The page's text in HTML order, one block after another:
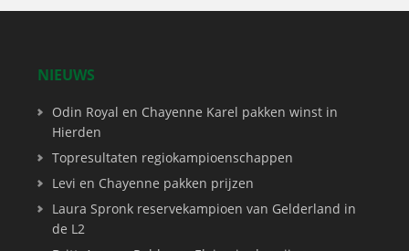
NIEUWS
Odin Royal en Chayenne Karel pakken winst in
Hierden
Topresultaten regiokampioenschappen
Levi en Chayenne pakken prijzen
Laura Spronk reservekampioen van Gelderland in
de L2